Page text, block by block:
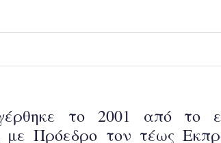
το 2001 από το
με Πρόεδρο τον τέως